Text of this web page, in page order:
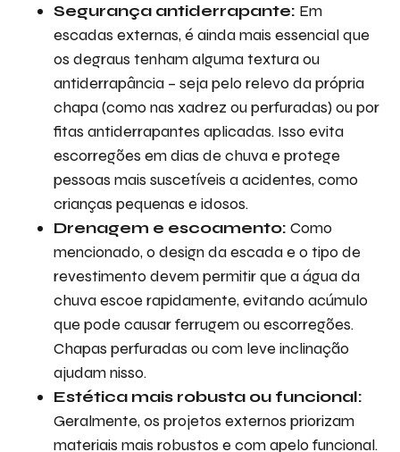
Segurança antiderrapante: Em
escadas externas, é ainda mais essencial que
os degraus tenham alguma textura ou
antiderrapância – seja pelo relevo da própria
chapa (como nas xadrez ou perfuradas) ou por
fitas antiderrapantes aplicadas. Isso evita
escorregões em dias de chuva e protege
pessoas mais suscetíveis a acidentes, como
crianças pequenas e idosos.
Drenagem e escoamento: Como
mencionado, o design da escada e o tipo de
revestimento devem permitir que a água da
chuva escoe rapidamente, evitando acúmulo
que pode causar ferrugem ou escorregões.
Chapas perfuradas ou com leve inclinação
ajudam nisso.
Estética mais robusta ou funcional:
Geralmente, os projetos externos priorizam
materiais mais robustos e com apelo funcional.